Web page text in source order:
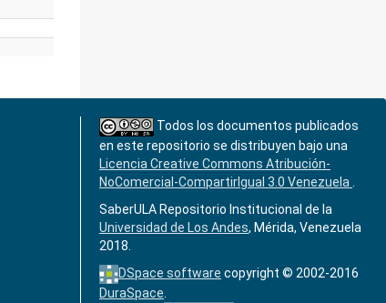
Todos los documentos publicados
en este repositorio se distribuyen bajo una
Licencia Creative Commons Atribución-
NoComercial-CompartirIgual 3.0 Venezuela
SaberULA Repositorio Institucional de la
Universidad de Los Andes, Mérida, Venezuela
2018.
DSpace software copyright © 2002-2016
DuraSpace